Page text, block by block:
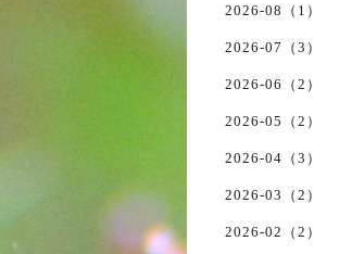
2026-08（1）
2026-07（3）
2026-06（2）
2026-05（2）
2026-04（3）
2026-03（2）
2026-02（2）